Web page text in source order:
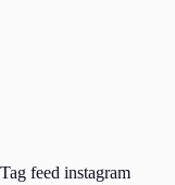
Tag feed instagram